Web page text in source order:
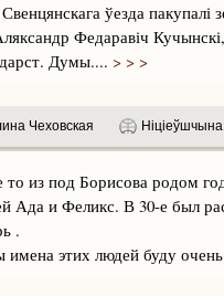
ўезда пакупалі
Федаравіч
Думы.... > > >
Чеховская
то из под Борисова родом
Ада и Феликс. В 30-е был
.
этих людей буду